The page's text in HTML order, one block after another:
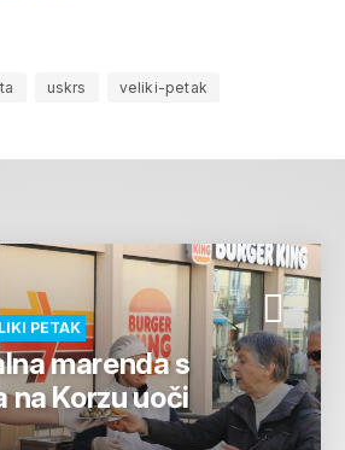
uskrs veliki-petak
PETAK
marenda s
na Korzu uoči